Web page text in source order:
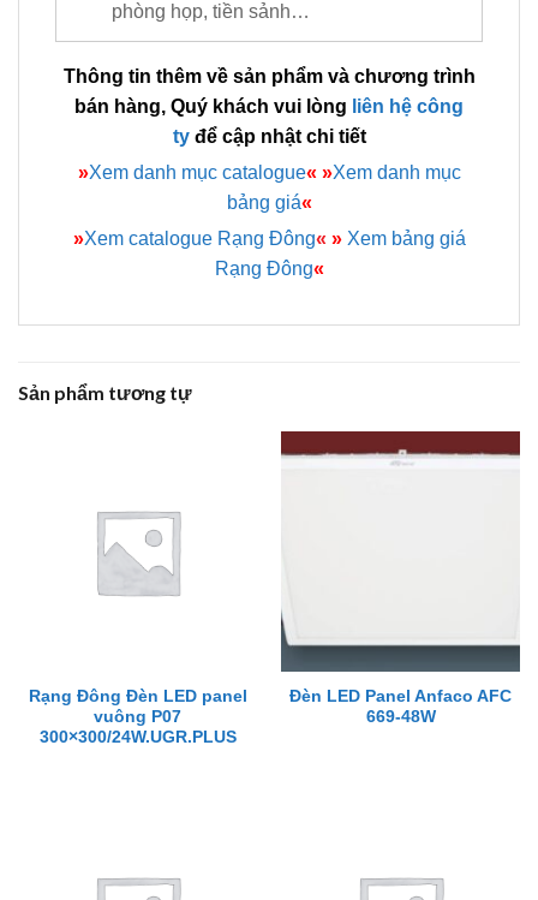
phòng họp, tiền sảnh…
Thông tin thêm về sản phẩm và chương trình
bán hàng, Quý khách vui lòng liên hệ công
tyđể cập nhật chi tiết
»Xem danh mục catalogue« »Xem danh mục
bảng giá«
»Xem catalogue Rạng Đông« »Xem bảng giá
Rạng Đông«
Sản phẩm tương tự
Rạng Đông Đèn LED panel
vuông P07
300×300/24W.UGR.PLUS
Đèn LED Panel Anfaco AFC
669-48W